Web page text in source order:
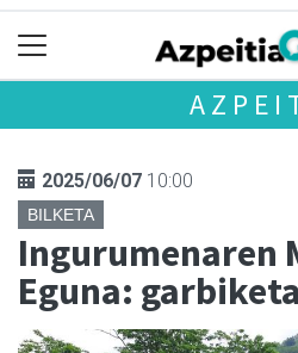
2025/06/07 10:00
BILKETA
Ingurumenaren
Eguna: